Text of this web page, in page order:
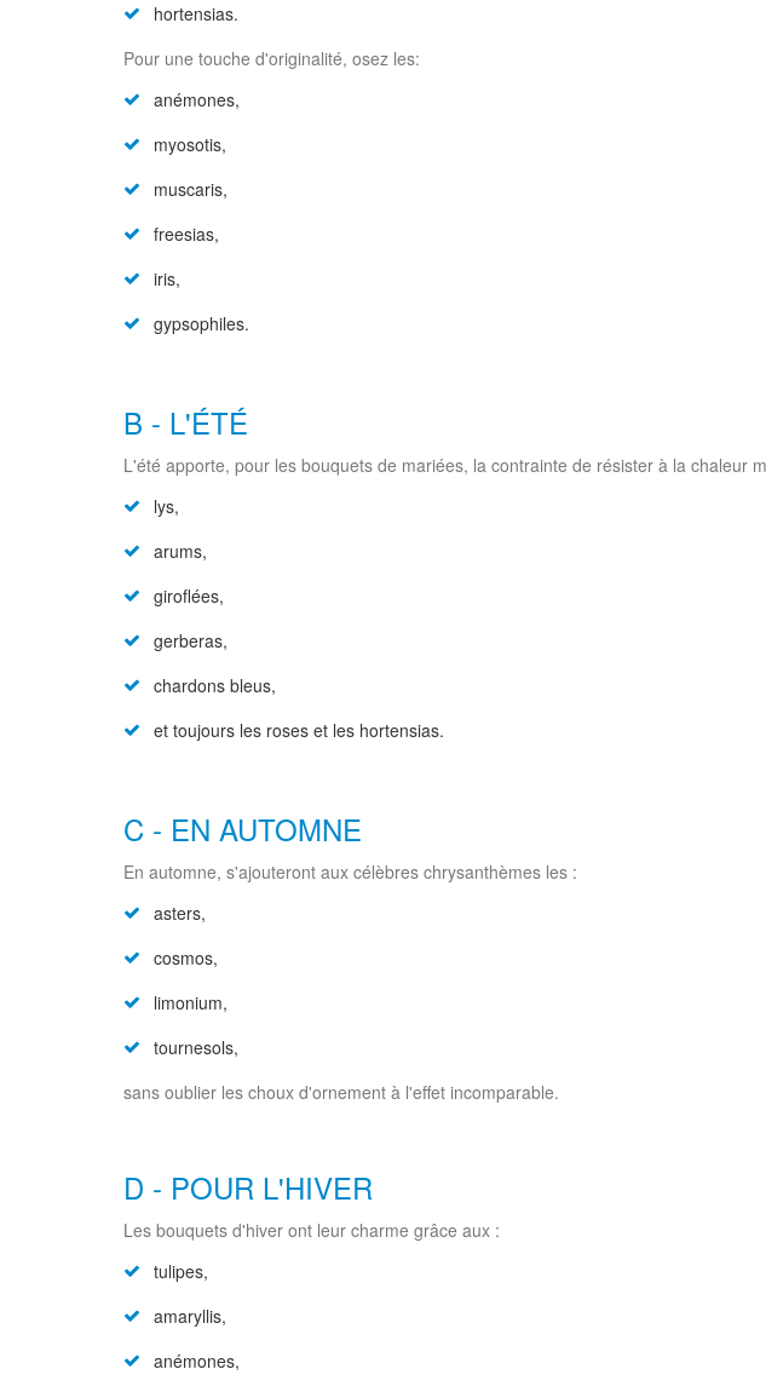
hortensias.
Pour une touche d'originalité, osez les:
anémones,
myosotis,
muscaris,
freesias,
iris,
gypsophiles.
B - L'ÉTÉ
L'été apporte, pour les bouquets de mariées, la contrainte de résister à la chaleur
lys,
arums,
giroflées,
gerberas,
chardons bleus,
et toujours les roses et les hortensias.
C - EN AUTOMNE
En automne, s'ajouteront aux célèbres chrysanthèmes les :
asters,
cosmos,
limonium,
tournesols,
sans oublier les choux d'ornement à l'effet incomparable.
D - POUR L'HIVER
Les bouquets d'hiver ont leur charme grâce aux :
tulipes,
amaryllis,
anémones,